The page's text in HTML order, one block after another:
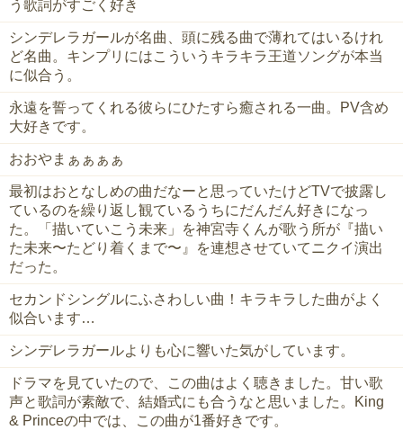
う歌詞がすごく好き
シンデレラガールが名曲、頭に残る曲で薄れてはいるけれ
ど名曲。キンプリにはこういうキラキラ王道ソングが本当
に似合う。
永遠を誓ってくれる彼らにひたすら癒される一曲。PV含め
大好きです。
おおやまぁぁぁぁ
最初はおとなしめの曲だなーと思っていたけどTVで披露し
ているのを繰り返し観ているうちにだんだん好きになっ
た。「描いていこう未来」を神宮寺くんが歌う所が『描い
た未来〜たどり着くまで〜』を連想させていてニクイ演出
だった。
セカンドシングルにふさわしい曲！キラキラした曲がよく
似合います…
シンデレラガールよりも心に響いた気がしています。
ドラマを見ていたので、この曲はよく聴きました。甘い歌
声と歌詞が素敵で、結婚式にも合うなと思いました。King
& Princeの中では、この曲が1番好きです。